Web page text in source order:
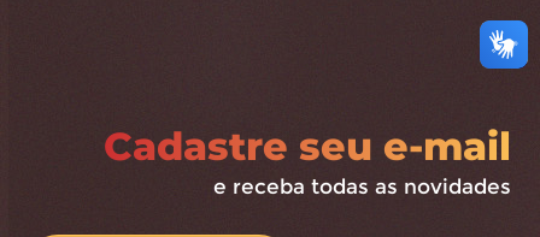
Cadastre seu e-mail
e receba todas as novidades